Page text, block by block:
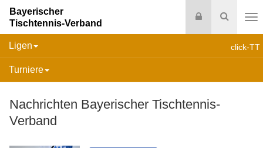
Suche
Login
Bayerischer
Tischtennis-Verband
click-TT
Ligen
Turniere
Nachrichten Bayerischer Tischtennis-
Verband